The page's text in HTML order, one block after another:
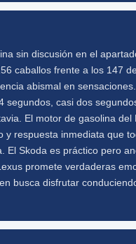
sin discusión en el
caballos frente a los 147
abismal en
segundos, casi dos
El motor de gasolina del
y respuesta inmediata que
El Skoda es práctico pero
promete verdaderas
busca disfrutar